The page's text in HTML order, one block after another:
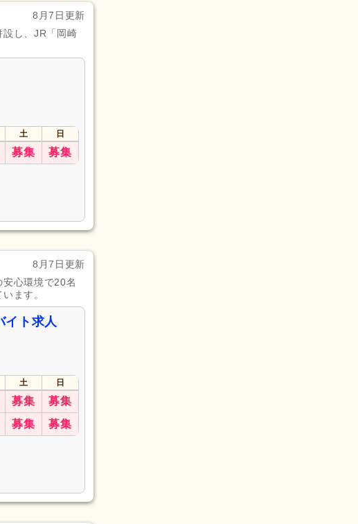
8月7日更新
設し、JR「岡崎
土
日
募集 募集
8月7日更新
安心環境で20名
ます。
イト求人
土 日
募集 募集
募集 募集